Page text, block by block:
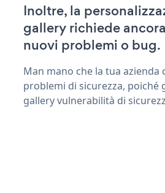
Inoltre, la
gallery richiede
nuovi problemi o bug.
Man mano che la tua
problemi di sicurezza,
gallery vulnerabilità di